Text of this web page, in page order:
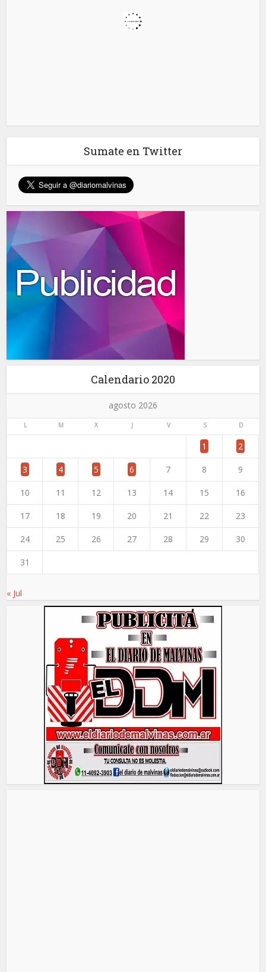
Sumate en Twitter
Calendario 2020
agosto 2026
L M X J V S D
1 2
3 4 5 6 7 8 9
10 11 12 13 14 15 16
17 18 19 20 21 22 23
24 25 26 27 28 29 30
31
« Jul